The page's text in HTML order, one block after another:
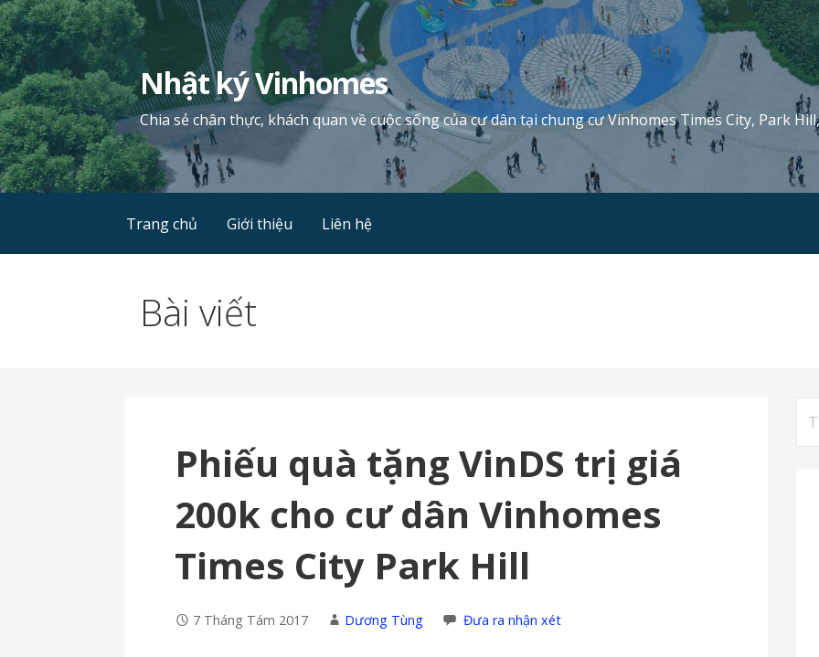
Chuyển
tới
phần
nội
dung
Nhật ký Vinhomes
Chia sẻ chân thực, khách quan về cuộc sống của cư dân tại chung cư Vinhomes Times City, Park
Trang chủ Giới thiệu Liên hệ
Bài viết
Phiếu quà tặng VinDS trị giá
200k cho cư dân Vinhomes
Times City Park Hill
7 Tháng Tám 2017 Dương Tùng Đưa ra nhận xét